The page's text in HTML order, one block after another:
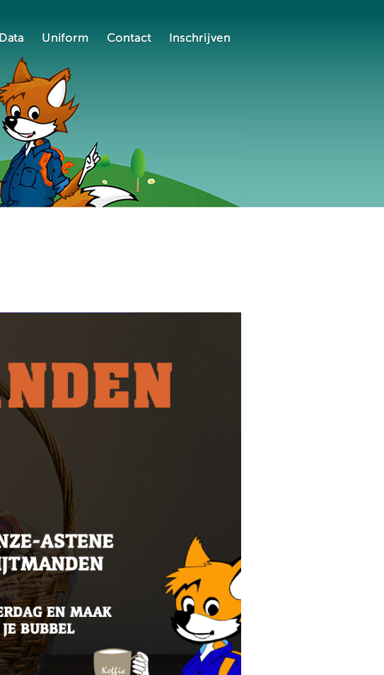
Data Uniform Contact Inschrijven